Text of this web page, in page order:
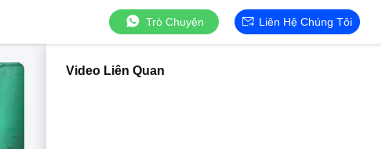
Trò Chuyện Liên Hệ Chúng Tôi
Video Liên Quan